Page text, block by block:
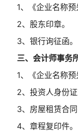
1、《企业名称
2、股东印章。
3、银行询征函。
三、会计师事务
1、《企业名称预
2、投资人身份证
3、房屋租赁合
4、章程复印件。